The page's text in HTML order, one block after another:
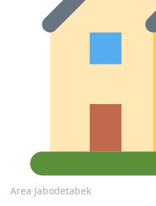
Area Jabodetabek